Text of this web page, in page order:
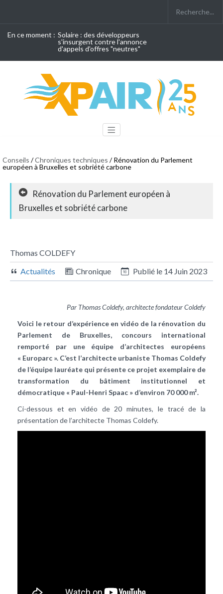
En ce moment : Solaire : des développeurs
s'insurgent contre l'annonce
d'appels d'offres "neutres"
Conseils /Chroniques techniques / Rénovation du Parlement
européen à Bruxelles et sobriété carbone
Rénovation du Parlement européen à
Bruxelles et sobriété carbone
Thomas COLDEFY
Actualités
Chronique Publié le 14 Juin 2023
Par Thomas Coldefy, architecte fondateur Coldefy
Voici le retour d’expérience en vidéo de la rénovation du
Parlement de Bruxelles, concours international
remporté par une équipe d’architectes européens
« Europarc ». C’est l’architecte urbaniste Thomas Coldefy
de l’équipe lauréate qui présente ce projet exemplaire de
transformation du bâtiment institutionnel et
démocratique « Paul-Henri Spaac » d’environ 70 000 m².
Ci-dessous et en vidéo de 20 minutes, le tracé de la
présentation de l’architecte Thomas Coldefy.